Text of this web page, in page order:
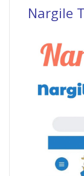
Nargile